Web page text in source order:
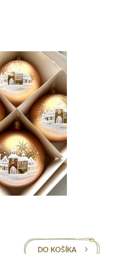
DO KOŠÍKA